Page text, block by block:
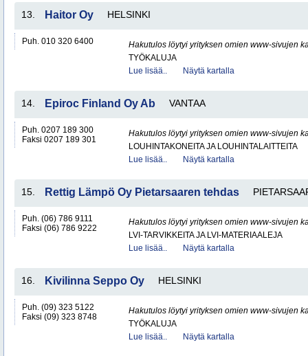
13. Haitor Oy HELSINKI
Puh. 010 320 6400
Hakutulos löytyi yrityksen omien www-sivujen
TYÖKALUJA
Lue lisää..
Näytä kartalla
14. Epiroc Finland Oy Ab VANTAA
Puh. 0207 189 300
Faksi 0207 189 301
Hakutulos löytyi yrityksen omien www-sivujen
LOUHINTAKONEITA JA LOUHINTALAITTEITA
Lue lisää..
Näytä kartalla
15. Rettig Lämpö Oy Pietarsaaren tehdas
Puh. (06) 786 9111
Faksi (06) 786 9222
Hakutulos löytyi yrityksen omien www-sivujen
LVI-TARVIKKEITA JA LVI-MATERIAALEJA
Lue lisää..
Näytä kartalla
16. Kivilinna Seppo Oy HELSINKI
Puh. (09) 323 5122
Faksi (09) 323 8748
Hakutulos löytyi yrityksen omien www-sivujen
TYÖKALUJA
Lue lisää..
Näytä kartalla